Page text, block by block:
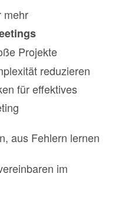
mehr
Projekte
reduzieren
für effektives
aus Fehlern lernen
im